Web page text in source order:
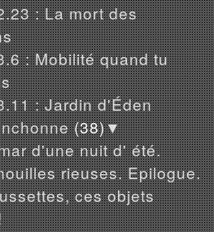
: La mort des
: Mobilité quand tu
: Jardin d'Éden
(38)▼
d'une nuit d' été.
rieuses. Epilogue.
ces objets